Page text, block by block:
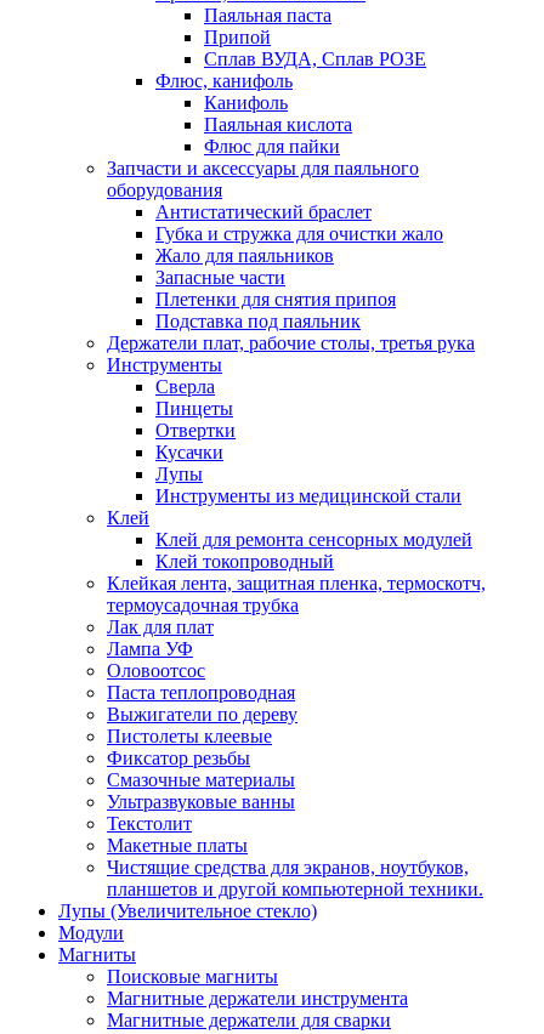
Паяльная паста
Припой
Сплав ВУДА, Сплав РОЗЕ
Флюс, канифоль
Канифоль
Паяльная кислота
Флюс для пайки
Запчасти и аксессуары для паяльного
оборудования
Антистатический браслет
Губка и стружка для очистки жало
Жало для паяльников
Запасные части
Плетенки для снятия припоя
Подставка под паяльник
Держатели плат, рабочие столы, третья рука
Инструменты
Сверла
Пинцеты
Отвертки
Кусачки
Лупы
Инструменты из медицинской стали
Клей
Клей для ремонта сенсорных модулей
Клей токопроводный
Клейкая лента, защитная пленка, термоскотч,
термоусадочная трубка
Лак для плат
Лампа УФ
Оловоотсос
Паста теплопроводная
Выжигатели по дереву
Пистолеты клеевые
Фиксатор резьбы
Смазочные материалы
Ультразвуковые ванны
Текстолит
Макетные платы
Чистящие средства для экранов, ноутбуков,
планшетов и другой компьютерной техники.
Лупы (Увеличительное стекло)
Модули
Магниты
Поисковые магниты
Магнитные держатели инструмента
Магнитные держатели для сварки